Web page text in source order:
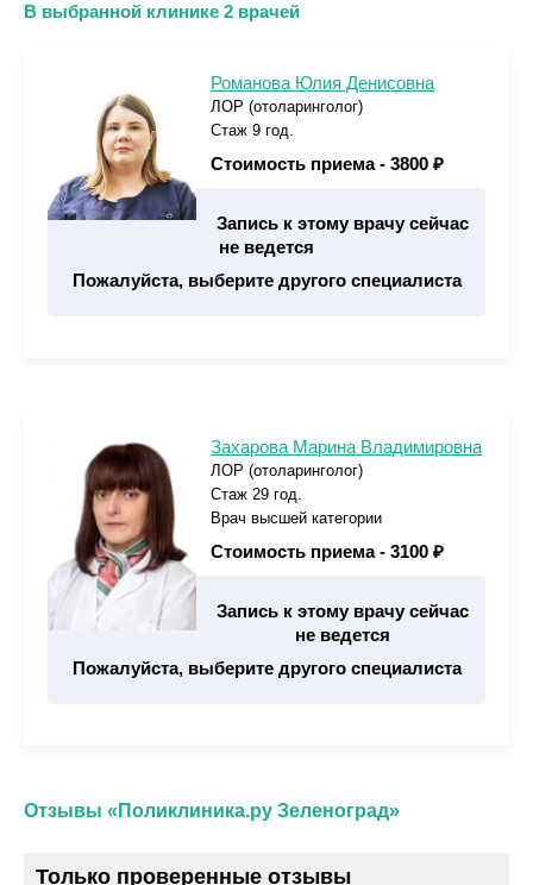
В выбранной клинике 2 врачей
Романова Юлия Денисовна
ЛОР (отоларинголог)
Стаж 9 год.
Стоимость приема - 3800 ₽
Запись к этому врачу сейчас
не ведется
Пожалуйста, выберите другого специалиста
Захарова Марина Владимировна
ЛОР (отоларинголог)
Стаж 29 год.
Врач высшей категории
Стоимость приема - 3100 ₽
Запись к этому врачу сейчас
не ведется
Пожалуйста, выберите другого специалиста
Отзывы «Поликлиника.ру Зеленоград»
Только проверенные отзывы